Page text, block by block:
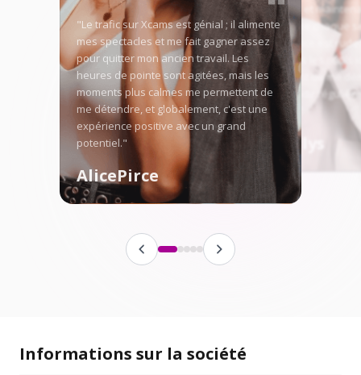
"Le trafic sur Xcams est génial ; il alimente
mes spectacles et me fait gagner assez
pour quitter mon ancien travail. Les
heures de pointe sont agitées, mais les
moments plus calmes me permettent de
me détendre, et globalement, c'est une
expérience positive avec un grand
potentiel."
AlicePirce
conquise, et
bien ma vie chaque
concurrence est
jours, mais les outils
permettent de me
faire grandir
fanbase."
Angellys
Informations sur la société